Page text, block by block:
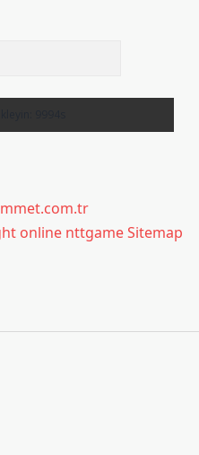
online nttgameSitemap